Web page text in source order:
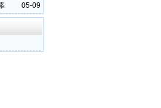
05-09